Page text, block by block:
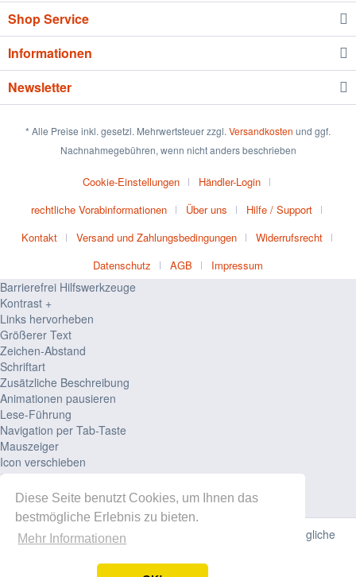
Diese Seite benutzt Cookies, um Ihnen das
bestmögliche Erlebnis zu bieten.
Mehr Informationen
Shop Service
Informationen
Newsletter
* Alle Preise inkl. gesetzl. Mehrwertsteuer zzgl. Versandkosten und ggf.
Nachnahmegebühren, wenn nicht anders beschrieben
Cookie-Einstellungen
Händler-Login
rechtliche Vorabinformationen
Über uns
Hilfe / Support
Kontakt
Versand und Zahlungsbedingungen
Widerrufsrecht
Datenschutz
AGB Impressum
Diese Website verwendet Cookies, um Ihnen die bestmögliche
Barrierefrei Hilfswerkzeuge
Kontrast +
Links hervorheben
Größerer Text
Zeichen-Abstand
Schriftart
Zusätzliche Beschreibung
Animationen pausieren
Lese-Führung
Navigation per Tab-Taste
Mauszeiger
Icon verschieben
Seiten-Struktur
Zurücksetzen
powered by designverign